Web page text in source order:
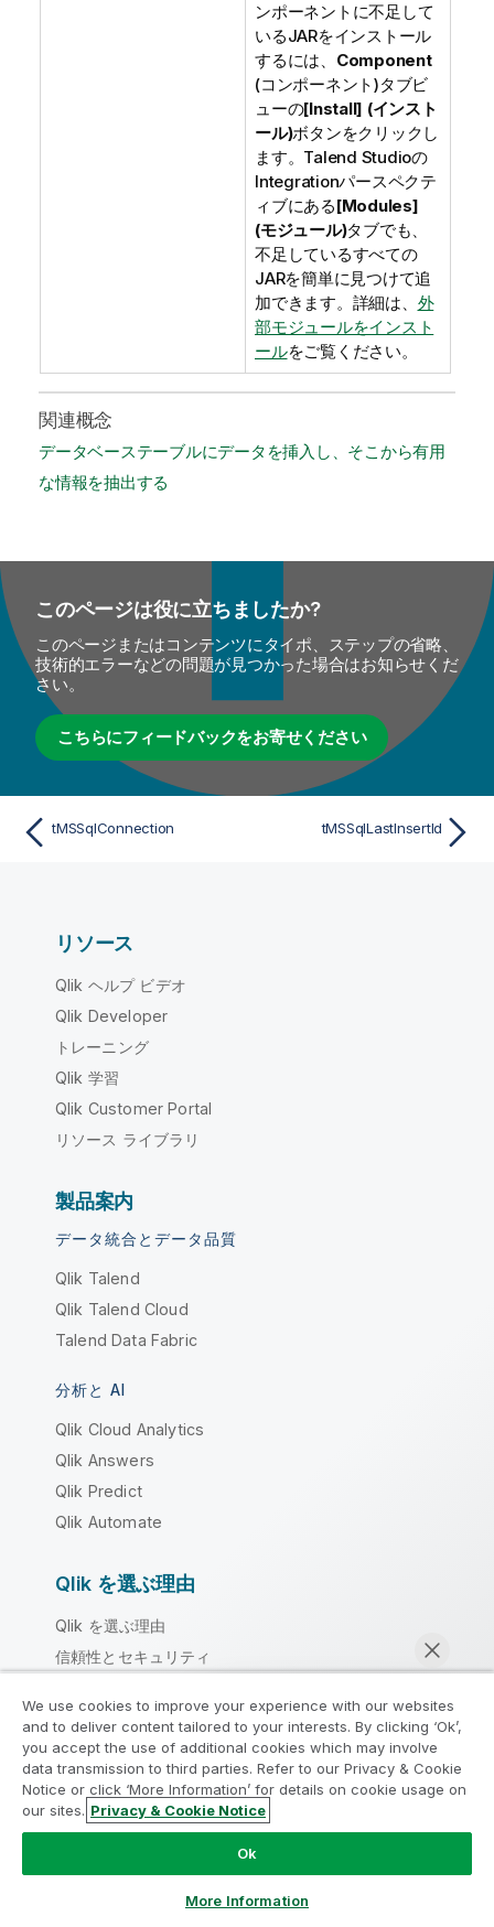
ンポーネントに不足して
いるJARをインストール
するには、 Component
(コンポーネント)タブビ
ューの[Install] (インスト
ール)ボタンをクリックし
ます。 Talend Studioの
Integrationパースペクテ
ィブにある[Modules]
(モジュール)タブでも、
不足しているすべての
JARを簡単に見つけて追
加できます。詳細は、 外
部モジュールをインスト
ールをご覧ください。
関連概念
データベーステーブルにデータを挿入し、そこから有用
な情報を抽出する
このページは役に立ちましたか?
このページまたはコンテンツにタイポ、ステップの省略、
技術的エラーなどの問題が見つかった場合はお知らせくだ
さい。
こちらにフィードバックをお寄せください
tMSSqlConnection tMSSqlLastInsertId
リソース
Qlik ヘルプ ビデオ
Qlik Developer
トレーニング
Qlik 学習
Qlik Customer Portal
リソース ライブラリ
製品案内
データ統合とデータ品質
Qlik Talend
Qlik Talend Cloud
Talend Data Fabric
分析と AI
Qlik Cloud Analytics
Qlik Answers
Qlik Predict
Qlik Automate
Qlik を選ぶ理由
Qlik を選ぶ理由
信頼性とセキュリティ
信頼と AI
AI で Qlik を選ぶ理由
Qlik との比較
主なテクノロジー パートナー
Qlik リージョン
We use cookies to improve your experience with our websites
and to deliver content tailored to your interests. By clicking ‘Ok’,
you accept the use of additional cookies which may involve
data transmission to third parties. Refer to our Privacy & Cookie
Notice or click ‘More Information’ for details on cookie usage on
our sites. Privacy & Cookie Notice
Ok
More Information